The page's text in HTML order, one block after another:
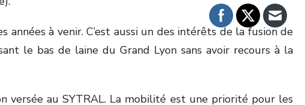
à venir. C’est aussi un des intérêts de la fusion de
le bas de laine du Grand Lyon sans avoir recours à la
versée au SYTRAL. La mobilité est une priorité pour les